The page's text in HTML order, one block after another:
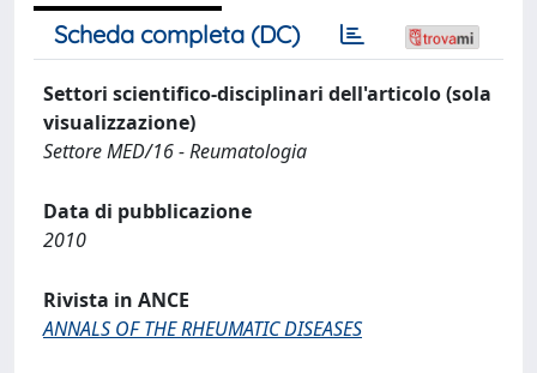
Scheda completa (DC)
Settori scientifico-disciplinari dell'articolo (sola
visualizzazione)
Settore MED/16 - Reumatologia
Data di pubblicazione
2010
Rivista in ANCE
ANNALS OF THE RHEUMATIC DISEASES